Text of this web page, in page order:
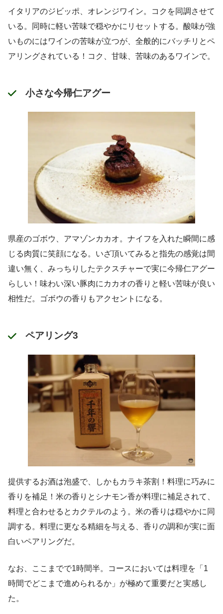
イタリアのジビッポ、オレンジワイン。コクを同調させて
いる。同時に軽い苦味で穏やかにリセットする。酸味が強
いものにはワインの苦味が立つが、全般的にバッチリとペ
アリングされている！コク、甘味、苦味のあるワインで。
小さな今帰仁アグー
県産のゴボウ、アマゾンカカオ。ナイフを入れた瞬間に感
じる肉質に笑顔になる。いざ頂いてみると指先の感覚は間
違い無く、みっちりしたテクスチャーで実に今帰仁アグー
らしい！味わい深い豚肉にカカオの香りと軽い苦味が良い
相性だ。ゴボウの香りもアクセントになる。
ペアリング3
提供するお酒は泡盛で、しかもカラキ茶割！料理に巧みに
香りを補足！米の香りとシナモン香が料理に補足されて、
料理と合わせるとカクテルのよう。米の香りは穏やかに同
調する。料理に更なる精細を与える、香りの調和が実に面
白いペアリングだ。
なお、ここまでで1時間半。コースにおいては料理を「1
時間でどこまで進められるか」が極めて重要だと実感し
た。